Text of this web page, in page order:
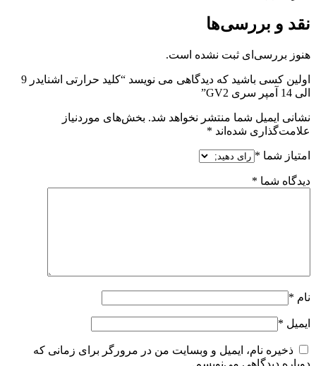
نقد و بررسی‌ها
هنوز بررسی‌ای ثبت نشده است.
اولین کسی باشید که دیدگاهی می نویسد “کلید حرارتی اشنایدر 9
الی 14 آمپر سری GV2”
نشانی ایمیل شما منتشر نخواهد شد. بخش‌های موردنیاز
علامت‌گذاری شده‌اند *
امتیاز شما *
دیدگاه شما *
نام *
ایمیل *
ذخیره نام، ایمیل و وبسایت من در مرورگر برای زمانی که